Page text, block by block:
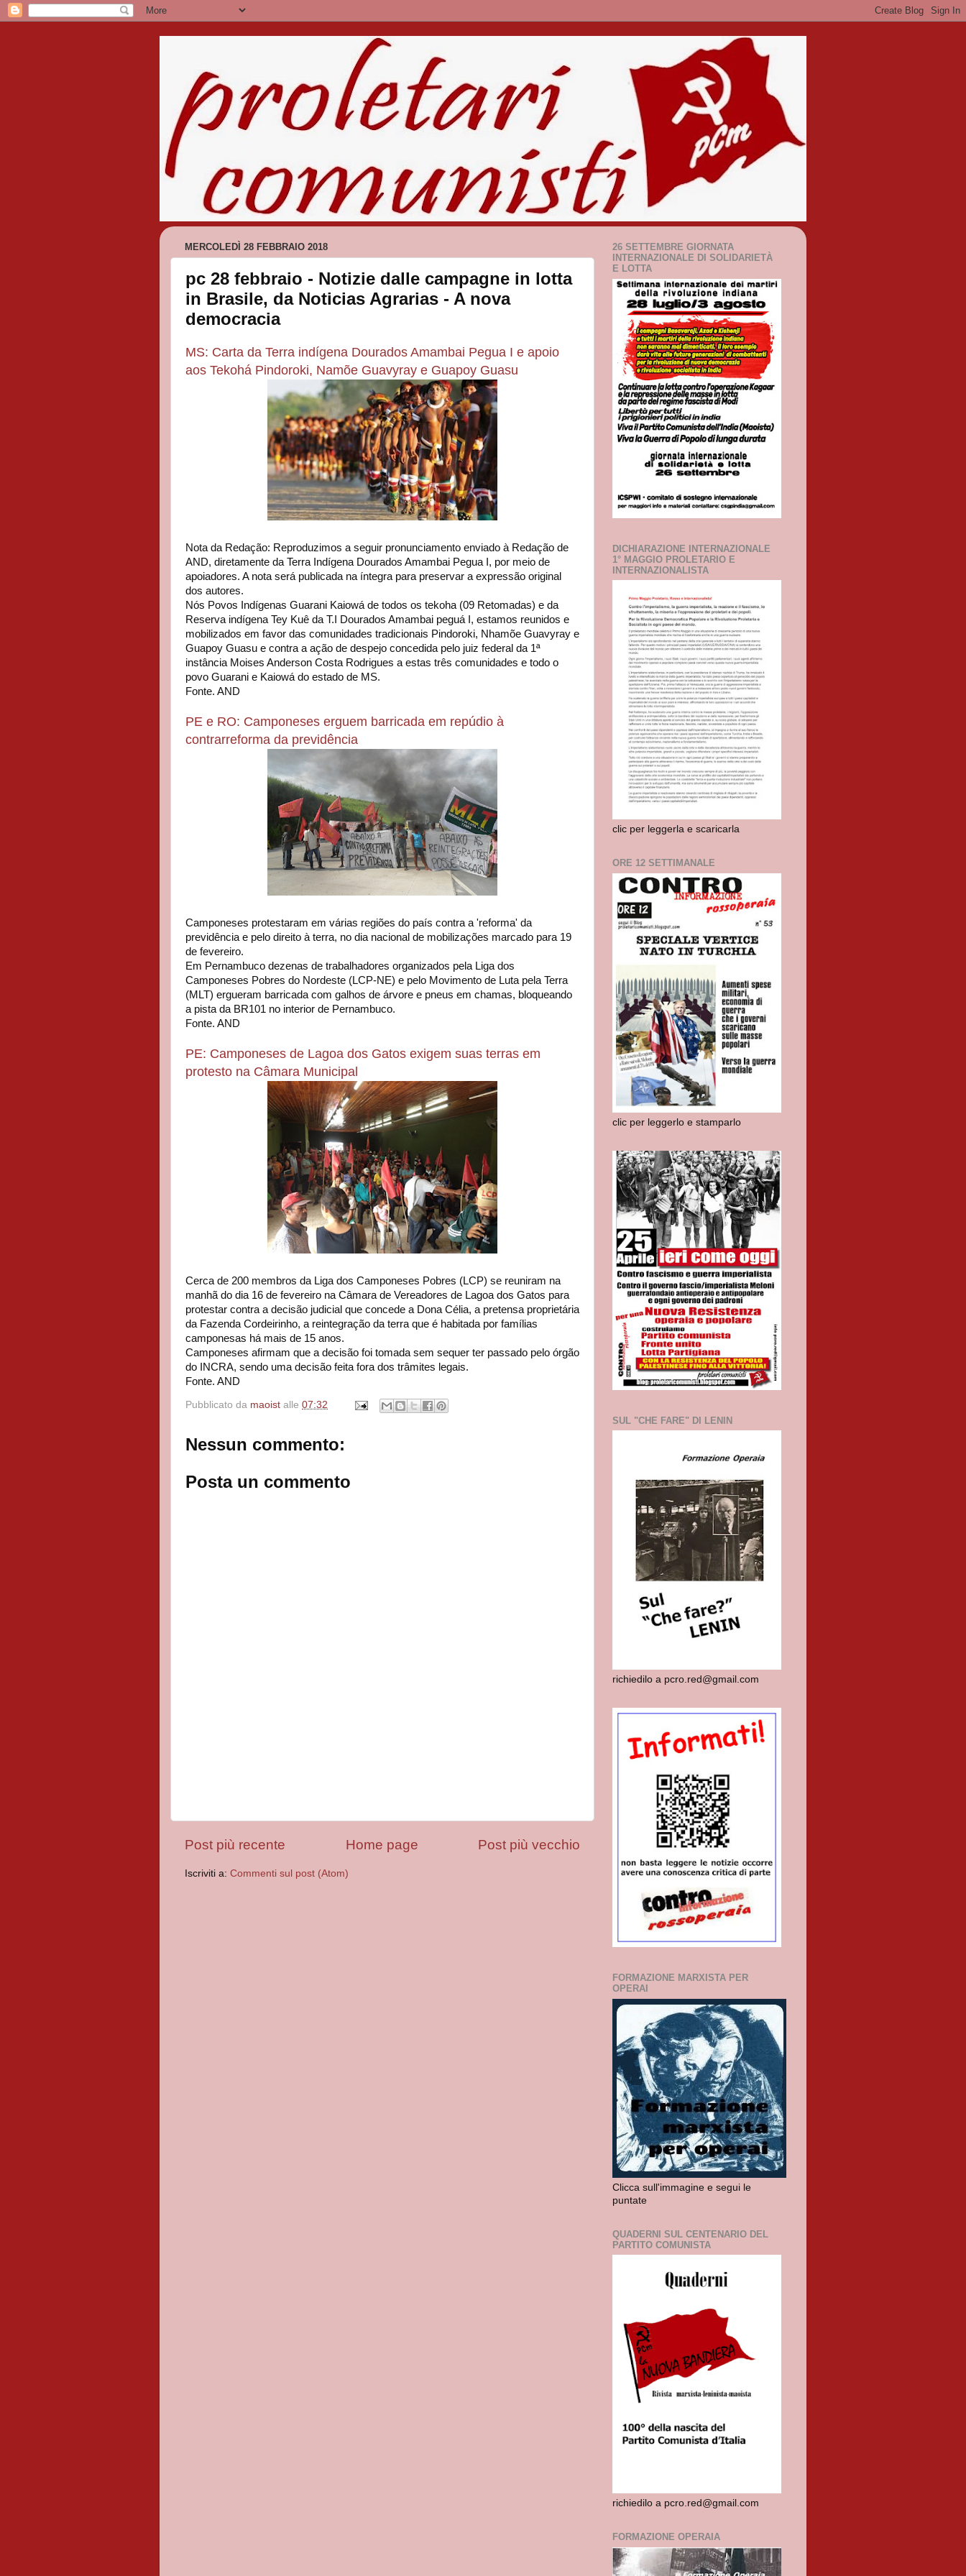
MERCOLEDÌ 28 FEBBRAIO 2018
pc 28 febbraio - Notizie dalle campagne in lotta
in Brasile, da Noticias Agrarias - A nova
democracia
MS: Carta da Terra indígena Dourados Amambai Pegua I e apoio
aos Tekohá Pindoroki, Namõe Guavyray e Guapoy Guasu
Nota da Redação: Reproduzimos a seguir pronunciamento enviado à Redação de
AND, diretamente da Terra Indígena Dourados Amambai Pegua I, por meio de
apoiadores. A nota será publicada na íntegra para preservar a expressão original
dos autores.
Nós Povos Indígenas Guarani Kaiowá de todos os tekoha (09 Retomadas) e da
Reserva indígena Tey Kuê da T.I Dourados Amambai peguá I, estamos reunidos e
mobilizados em favor das comunidades tradicionais Pindoroki, Nhamõe Guavyray e
Guapoy Guasu e contra a ação de despejo concedida pelo juiz federal da 1ª
instância Moises Anderson Costa Rodrigues a estas três comunidades e todo o
povo Guarani e Kaiowá do estado de MS.
Fonte. AND
PE e RO: Camponeses erguem barricada em repúdio à
contrarreforma da previdência
Camponeses protestaram em várias regiões do país contra a 'reforma' da
previdência e pelo direito à terra, no dia nacional de mobilizações marcado para 19
de fevereiro.
Em Pernambuco dezenas de trabalhadores organizados pela Liga dos
Camponeses Pobres do Nordeste (LCP-NE) e pelo Movimento de Luta pela Terra
(MLT) ergueram barricada com galhos de árvore e pneus em chamas, bloqueando
a pista da BR101 no interior de Pernambuco.
Fonte. AND
PE: Camponeses de Lagoa dos Gatos exigem suas terras em
protesto na Câmara Municipal
Cerca de 200 membros da Liga dos Camponeses Pobres (LCP) se reuniram na
manhã do dia 16 de fevereiro na Câmara de Vereadores de Lagoa dos Gatos para
protestar contra a decisão judicial que concede a Dona Célia, a pretensa proprietária
da Fazenda Cordeirinho, a reintegração da terra que é habitada por famílias
camponesas há mais de 15 anos.
Camponeses afirmam que a decisão foi tomada sem sequer ter passado pelo órgão
do INCRA, sendo uma decisão feita fora dos trâmites legais.
Fonte. AND
Pubblicato da maoist alle 07:32
Nessun commento:
Posta un commento
Post più recente Post più vecchio
Home page
Iscriviti a: Commenti sul post (Atom)
26 SETTEMBRE GIORNATA
INTERNAZIONALE DI SOLIDARIETÀ
E LOTTA
DICHIARAZIONE INTERNAZIONALE
1° MAGGIO PROLETARIO E
INTERNAZIONALISTA
clic per leggerla e scaricarla
ORE 12 SETTIMANALE
clic per leggerlo e stamparlo
SUL "CHE FARE" DI LENIN
richiedilo a pcro.red@gmail.com
FORMAZIONE MARXISTA PER
OPERAI
Clicca sull'immagine e segui le
puntate
QUADERNI SUL CENTENARIO DEL
PARTITO COMUNISTA
richiedilo a pcro.red@gmail.com
FORMAZIONE OPERAIA